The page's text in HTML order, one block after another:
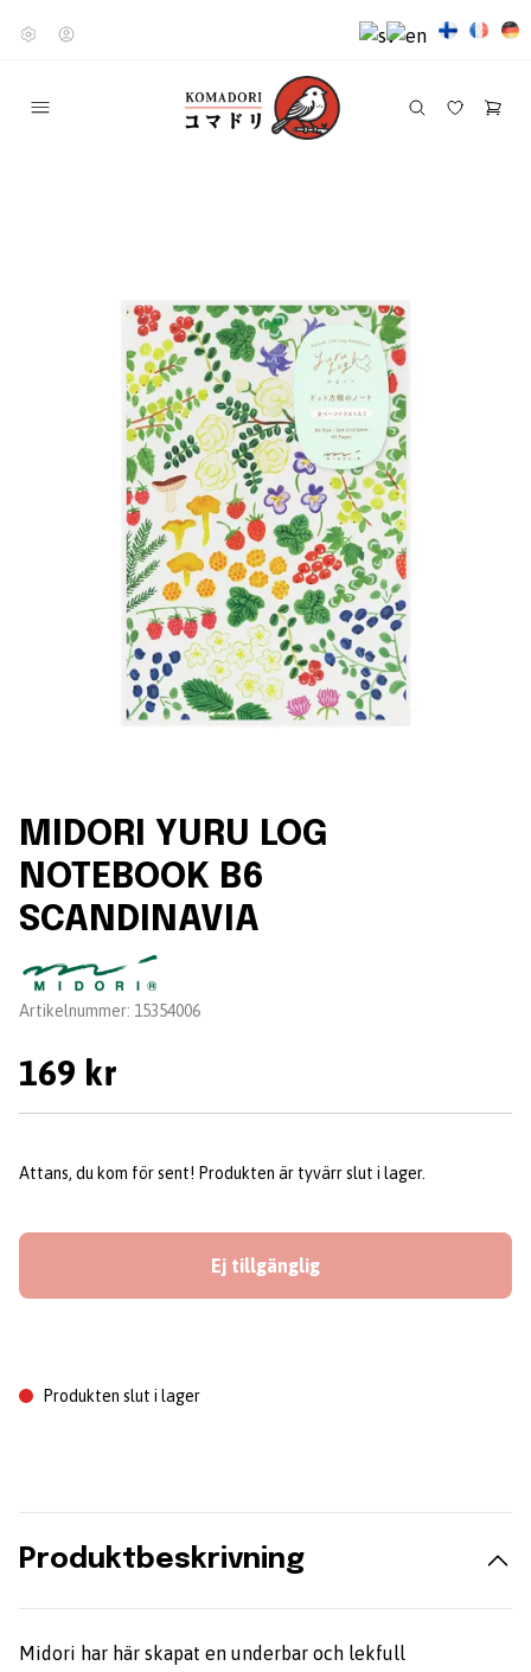
MIDORI YURU LOG
NOTEBOOK B6
SCANDINAVIA
Leverantör:
Artikelnummer: 15354006
169 kr
Attans, du kom för sent! Produkten är tyvärr slut i lager.
Ej tillgänglig
Produkten slut i lager
Produktbeskrivning
Midori har här skapat en underbar och lekfull